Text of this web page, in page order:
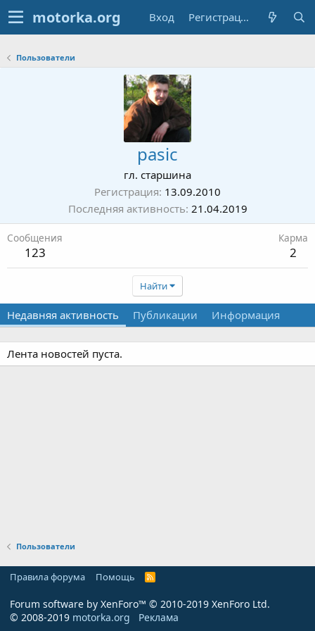
Вход Регистрация
Пользователи
pasic
гл. старшина
Регистрация 13.09.2010
Последняя активность 21.04.2019
Сообщения
123
Карма
2
Найти
Недавняя активность Публикации Информация
Лента новостей пуста.
Пользователи
Правила форума Помощь
R
Forum software by XenForo™ © 2010-2019 XenForo Ltd.
© 2008-2019 motorka.org Реклама